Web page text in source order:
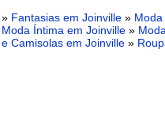
Fantasias em Joinville »
Moda Íntima em Joinville »
Camisolas em Joinville »